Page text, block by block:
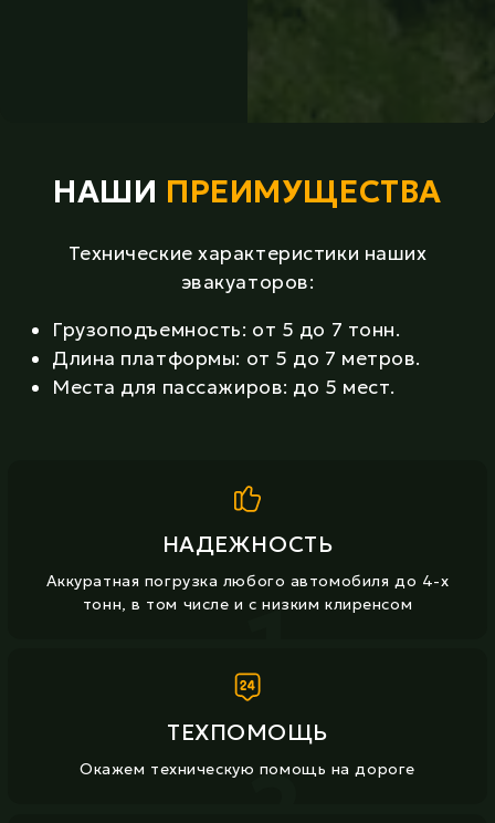
НАШИ ПРЕИМУЩЕСТВА
Технические характеристики наших
эвакуаторов:
Грузоподъемность: от 5 до 7 тонн.
Длина платформы: от 5 до 7 метров.
Места для пассажиров: до 5 мест.
НАДЕЖНОСТЬ
Аккуратная погрузка любого автомобиля до 4-х
тонн, в том числе и с низким клиренсом
1
ТЕХПОМОЩЬ
Окажем техническую помощь на дороге